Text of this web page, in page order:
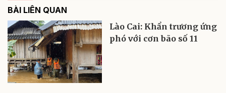
BÀI LIÊN QUAN
Lào Cai: Khẩn trương ứng
phó với cơn bão số 11